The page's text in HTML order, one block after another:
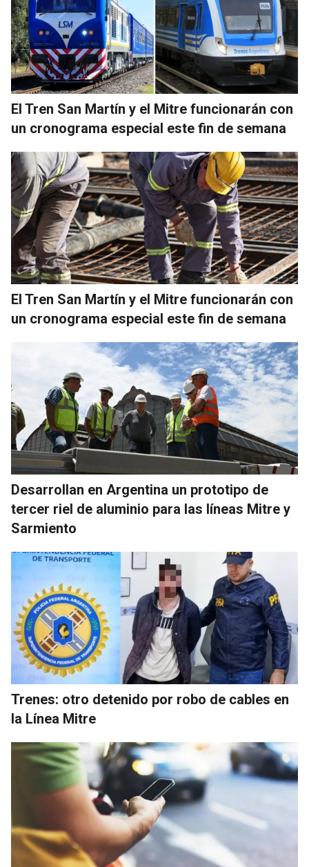
El Tren San Martín y el Mitre funcionarán con
un cronograma especial este fin de semana
El Tren San Martín y el Mitre funcionarán con
un cronograma especial este fin de semana
Desarrollan en Argentina un prototipo de
tercer riel de aluminio para las líneas Mitre y
Sarmiento
Trenes: otro detenido por robo de cables en
la Línea Mitre